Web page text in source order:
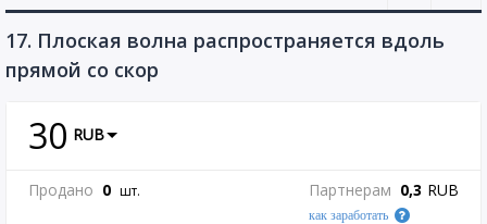
Физика, химия (рассылаю Doc+PDF) (8689)
17. Плоская волна распространяется вдоль
прямой со скор
30 RUB
Продано 0 шт. Партнерам 0,3 RUB
как заработать